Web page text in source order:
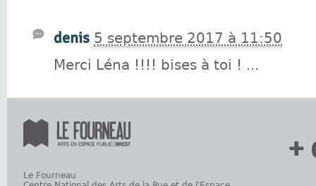
denis 5 septembre 2017 à 11:50
Merci Léna !!!! bises à toi ! ...
Le Fourneau
+